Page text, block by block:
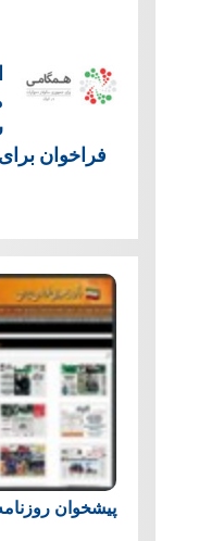
فراخوان
پیشخوان